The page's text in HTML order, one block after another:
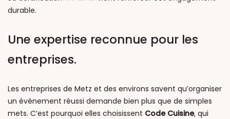
durable.
Une expertise reconnue pour les
entreprises.
Les entreprises de Metz et des environs savent qu’organiser
un événement réussi demande bien plus que de simples
mets. C’est pourquoi elles choisissent Code Cuisine, qui